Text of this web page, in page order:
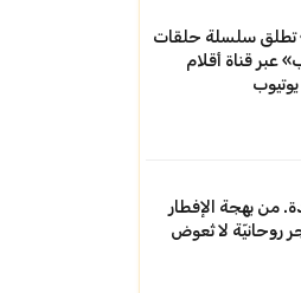
تطلق سلسلة حلقات
عبر قناة أقلام
يوتيوب
من بهجة الإفطار
روحانيّة لا تُعوض